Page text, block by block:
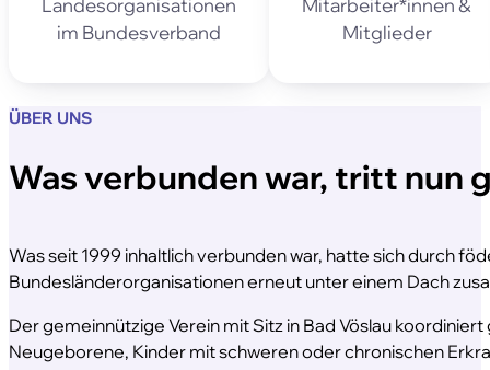
im Bundesverband
Mitglieder
ÜBER UNS
Was verbunden war, tritt nun
Was seit 1999 inhaltlich verbunden war, hatte sich durch
Bundesländer­organisationen erneut unter einem Dach
Der gemeinnützige Verein mit Sitz in Bad Vöslau
Neugeborene, Kinder mit schweren oder chronischen